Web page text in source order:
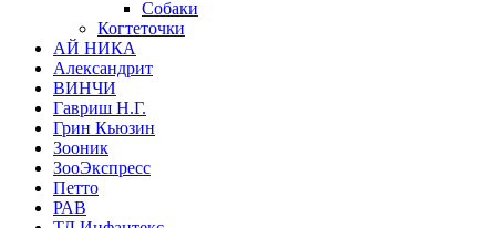
Собаки
Когтеточки
АЙ НИКА
Александрит
ВИНЧИ
Гавриш Н.Г.
Грин Кьюзин
Зооник
ЗооЭкспресс
Петто
РАВ